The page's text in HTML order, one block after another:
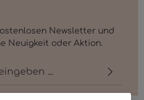
Newsletter und
Neuigkeit oder Aktion.
zur